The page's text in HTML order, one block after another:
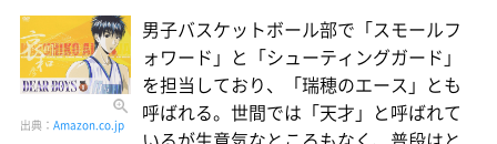
出典： Amazon.co.jp
男子バスケットボール部で「スモールフ
ォワード」と「シューティングガード」
を担当しており、「瑞穂のエース」とも
呼ばれる。世間では「天才」と呼ばれて